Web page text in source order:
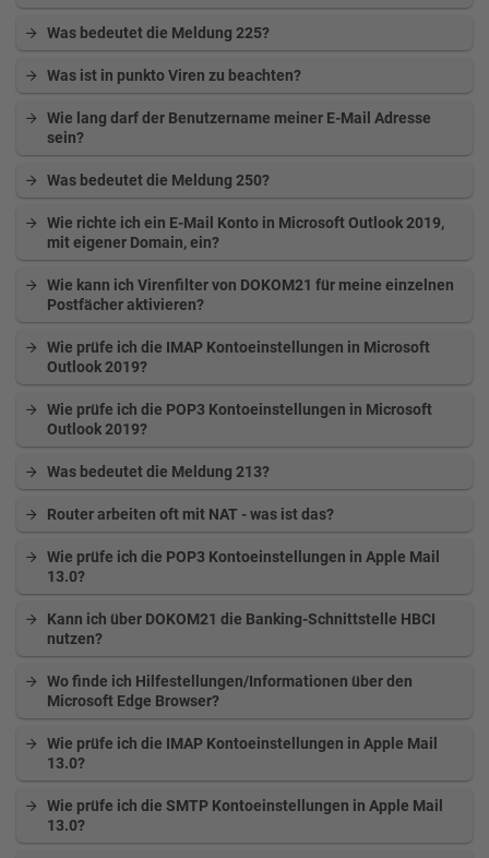
Was bedeutet die Meldung 225?
Was ist in punkto Viren zu beachten?
Wie lang darf der Benutzername meiner E-Mail Adresse
sein?
Was bedeutet die Meldung 250?
Wie richte ich ein E-Mail Konto in Microsoft Outlook 2019,
mit eigener Domain, ein?
Wie kann ich Virenfilter von DOKOM21 für meine einzelnen
Postfächer aktivieren?
Wie prüfe ich die IMAP Kontoeinstellungen in Microsoft
Outlook 2019?
Wie prüfe ich die POP3 Kontoeinstellungen in Microsoft
Outlook 2019?
Was bedeutet die Meldung 213?
Router arbeiten oft mit NAT - was ist das?
Wie prüfe ich die POP3 Kontoeinstellungen in Apple Mail
13.0?
Kann ich über DOKOM21 die Banking-Schnittstelle HBCI
nutzen?
Wo finde ich Hilfestellungen/Informationen über den
Microsoft Edge Browser?
Wie prüfe ich die IMAP Kontoeinstellungen in Apple Mail
13.0?
Wie prüfe ich die SMTP Kontoeinstellungen in Apple Mail
13.0?